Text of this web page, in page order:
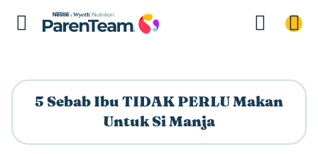
5 Sebab Ibu TIDAK PERLU Makan
Untuk Si Manja